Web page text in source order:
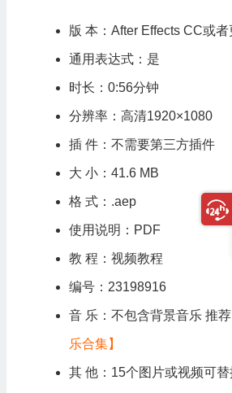
版 本：After Effects CC或者
通用表达式：是
时长：0:56分钟
分辨率：高清1920×1080
插 件：不需要第三方插件
大 小：41.6 MB
格 式：.aep
使用说明：PDF
教 程：视频教程
编号：23198916
音 乐：不包含背景音乐 推荐
乐合集】
其 他：15个图片或视频可